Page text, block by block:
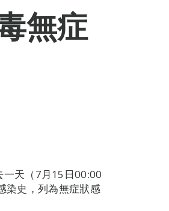
無症
一天（7月15日00:00
染史，列為無症狀感